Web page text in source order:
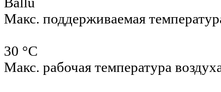
Макс. поддерживаемая
30 °С
Макс. рабочая температура